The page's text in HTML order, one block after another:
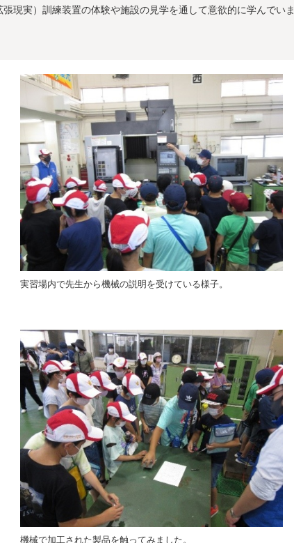
現実）訓練装置の体験や施設の見学を通して意欲的に学んでいま
実習場内で先生から機械の説明を受けている様子。
機械で加工された製品を触ってみました。